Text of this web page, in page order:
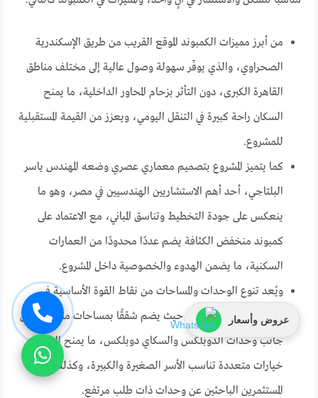
من أبرز مميزات الكمبوند الموقع القريب من طريق الإسكندرية
الصحراوي، والذي يوفّر سهولة وصول عالية إلى مختلف مناطق
القاهرة الكبرى، دون التأثر بزحام المحاور الداخلية، ما يمنح
السكان راحة كبيرة في التنقل اليومي، ويعزز من القيمة المستقبلية
للمشروع.
كما يتميز المشروع بتصميم معماري عصري وضعه المهندس ياسر
البلتاجي، أحد أهم الاستشاريين الهندسيين في مصر، وهو ما
ينعكس على جودة التخطيط وتناسق المباني، مع الاعتماد على
كمبوند منخفض الكثافة يضم عددًا محدودًا من العمارات
السكنية، ما يضمن الهدوء والخصوصية داخل المشروع.
ويُعد تنوع الوحدات والمساحات من نقاط القوة الأساسية في
كمبوند لاكولينا ويست، حيث يضم شققًا بمساحات مختلفة، إلى
جانب وحدات الدوبلكس والسكاي دوبلكس، ما يمنح العملاء
خيارات متعددة تناسب الأسر الصغيرة والكبيرة، وكذلك
المستثمرين الباحثين عن وحدات ذات طلب مرتفع.
عروض وأسعار